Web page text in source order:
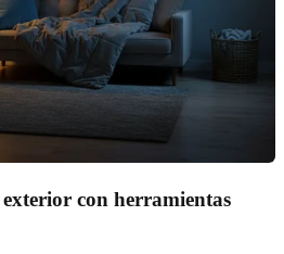
con herramientas